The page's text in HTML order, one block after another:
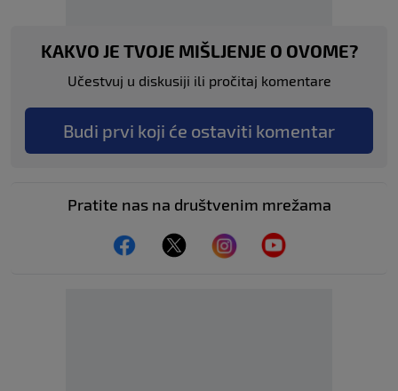
KAKVO JE TVOJE MIŠLJENJE O OVOME?
Učestvuj u diskusiji ili pročitaj komentare
Budi prvi koji će ostaviti komentar
Pratite nas na društvenim mrežama